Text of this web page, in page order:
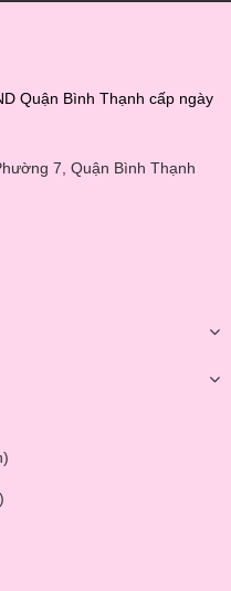
Quận Bình Thạnh cấp ngày
7, Quận Bình Thạnh